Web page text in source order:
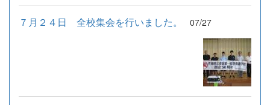
７月２４日 全校集会を行いました。 07/27